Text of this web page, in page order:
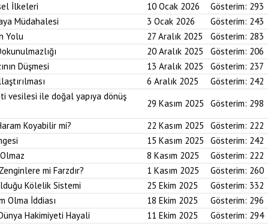
İlkeleri 10 Ocak 2026 Gösterim: 293
Müdahalesi 3 Ocak 2026 Gösterim: 243
Yolu 27 Aralık 2025 Gösterim: 283
20 Aralık 2025 Gösterim: 206
Düşmesi 13 Aralık 2025 Gösterim: 237
6 Aralık 2025 Gösterim: 242
vesilesi ile doğal yapıya dönüş
29 Kasım 2025 Gösterim: 298
Koyabilir mi? 22 Kasım 2025 Gösterim: 222
15 Kasım 2025 Gösterim: 242
8 Kasım 2025 Gösterim: 222
mi Farzdır? 1 Kasım 2025 Gösterim: 260
Kölelik Sistemi 25 Ekim 2025 Gösterim: 332
Olma İddiası 18 Ekim 2025 Gösterim: 296
Hakimiyeti Hayali 11 Ekim 2025 Gösterim: 294